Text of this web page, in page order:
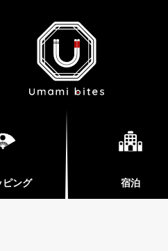
ピング 宿泊